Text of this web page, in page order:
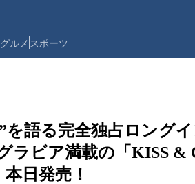
グルメ スポーツ
を語る完全独占ロング
ラビア満載の「KISS &
日発売！